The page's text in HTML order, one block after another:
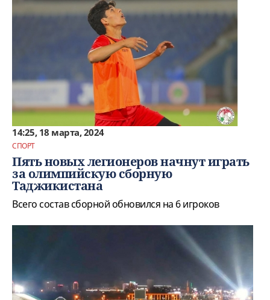
14:25, 18 марта, 2024
СПОРТ
Пять новых легионеров начнут играть
за олимпийскую сборную
Таджикистана
Всего состав сборной обновился на 6 игроков